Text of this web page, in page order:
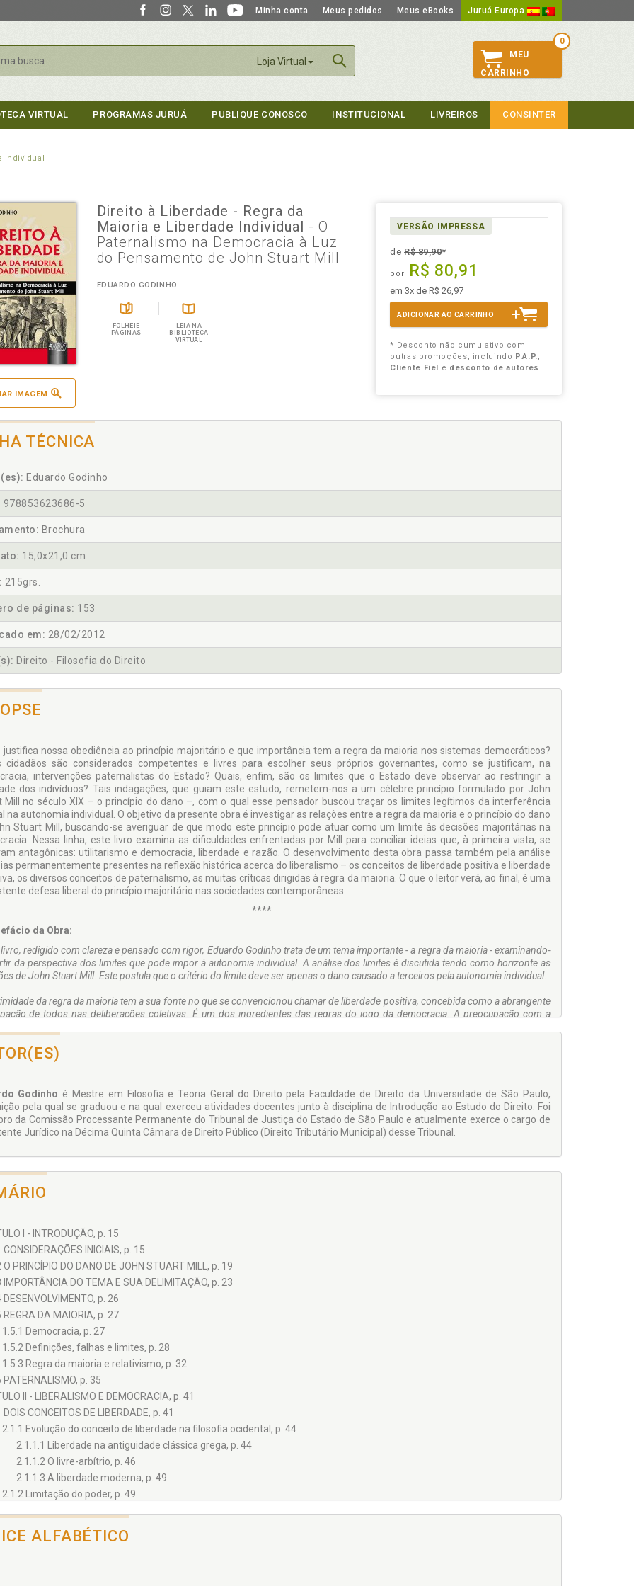
Minha conta Meus pedidos Meus eBooks Juruá Europa
Loja Virtual
0
MEU
CARRINHO
VIRTUAL PROGRAMAS JURUÁ PUBLIQUE CONOSCO INSTITUCIONAL LIVREIROS CONSINTER
Individual
IMAGEM
Direito à Liberdade - Regra da
Maioria e Liberdade Individual - O
Paternalismo na Democracia à Luz
do Pensamento de John Stuart Mill
EDUARDO GODINHO
FOLHEIE
PÁGINAS
LEIA NA
BIBLIOTECA
VIRTUAL
VERSÃO IMPRESSA
deR$ 89,90*
por R$ 80,91
em 3x de R$ 26,97
ADICIONAR AO CARRINHO
* Desconto não cumulativo com
outras promoções, incluindo P.A.P.,
Cliente Fiel e desconto de autores
TÉCNICA
Eduardo Godinho
978853623686-5
Brochura
15,0x21,0 cm
215grs.
de páginas: 153
em: 28/02/2012
Direito - Filosofia do Direito
justifica nossa obediência ao princípio majoritário e que importância tem a regra da maioria nos sistemas democráticos?
cidadãos são considerados competentes e livres para escolher seus próprios governantes, como se justificam, na
intervenções paternalistas do Estado? Quais, enfim, são os limites que o Estado deve observar ao restringir a
dos indivíduos? Tais indagações, que guiam este estudo, remetem-nos a um célebre princípio formulado por John
Mill no século XIX – o princípio do dano –, com o qual esse pensador buscou traçar os limites legítimos da interferência
na autonomia individual. O objetivo da presente obra é investigar as relações entre a regra da maioria e o princípio do dano
Stuart Mill, buscando-se averiguar de que modo este princípio pode atuar como um limite às decisões majoritárias na
Nessa linha, este livro examina as dificuldades enfrentadas por Mill para conciliar ideias que, à primeira vista, se
antagônicas: utilitarismo e democracia, liberdade e razão. O desenvolvimento desta obra passa também pela análise
permanentemente presentes na reflexão histórica acerca do liberalismo – os conceitos de liberdade positiva e liberdade
os diversos conceitos de paternalismo, as muitas críticas dirigidas à regra da maioria. O que o leitor verá, ao final, é uma
defesa liberal do princípio majoritário nas sociedades contemporâneas.
****
da Obra:
redigido com clareza e pensado com rigor, Eduardo Godinho trata de um tema importante - a regra da maioria - examinando-
da perspectiva dos limites que pode impor à autonomia individual. A análise dos limites é discutida tendo como horizonte as
de John Stuart Mill. Este postula que o critério do limite deve ser apenas o dano causado a terceiros pela autonomia individual.
da regra da maioria tem a sua fonte no que se convencionou chamar de liberdade positiva, concebida como a abrangente
de todos nas deliberações coletivas. É um dos ingredientes das regras do jogo da democracia. A preocupação com a
pelo paternalismo estatal e pela tirania da maioria.
entendimento do tema objeto da análise de Eduardo Godinho. Este conclui sua monografia apontando o relevante papel da
maioria que permite que "a despeito da falibilidade humana e dos decorrentes desacordos, decisões coletivas sejam tomadas",
a mais valiosa do que outros procedimentos". ...
grandes satisfações na vida de um professor é a de identificar e poder respaldar as qualidades intelectuais e a seriedade de
de seus alunos. É imbuído desta satisfação que assino este prefácio, na convicção de que muito podemos esperar do
Lafer -Professor Titular Aposentado da Faculdade de Direito da USP - Membro da Academia Brasileira de Letras - Foi
Godinho é Mestre em Filosofia e Teoria Geral do Direito pela Faculdade de Direito da Universidade de São Paulo,
pela qual se graduou e na qual exerceu atividades docentes junto à disciplina de Introdução ao Estudo do Direito. Foi
da Comissão Processante Permanente do Tribunal de Justiça do Estado de São Paulo e atualmente exerce o cargo de
Jurídico na Décima Quinta Câmara de Direito Público (Direito Tributário Municipal) desse Tribunal.
I - INTRODUÇÃO, p. 15
CONSIDERAÇÕES INICIAIS, p. 15
O PRINCÍPIO DO DANO DE JOHN STUART MILL, p. 19
IMPORTÂNCIA DO TEMA E SUA DELIMITAÇÃO, p. 23
DESENVOLVIMENTO, p. 26
REGRA DA MAIORIA, p. 27
1.5.1 Democracia, p. 27
1.5.2 Definições, falhas e limites, p. 28
1.5.3 Regra da maioria e relativismo, p. 32
PATERNALISMO, p. 35
II - LIBERALISMO E DEMOCRACIA, p. 41
DOIS CONCEITOS DE LIBERDADE, p. 41
2.1.1 Evolução do conceito de liberdade na filosofia ocidental, p. 44
2.1.1.1 Liberdade na antiguidade clássica grega, p. 44
2.1.1.2 O livre-arbítrio, p. 46
2.1.1.3 A liberdade moderna, p. 49
2.1.2 Limitação do poder, p. 49
2.1.4 Democracia e liberalismo: origem no individualismo, p. 54
2.1.5 Regra da maioria: uma norma secundária, p. 56
ALFABÉTICO